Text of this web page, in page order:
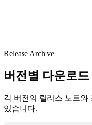
Release Archive
버전별 다운로드
각 버전의 릴리스 노트와
있습니다.